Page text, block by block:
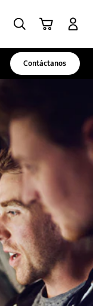
Contáctanos